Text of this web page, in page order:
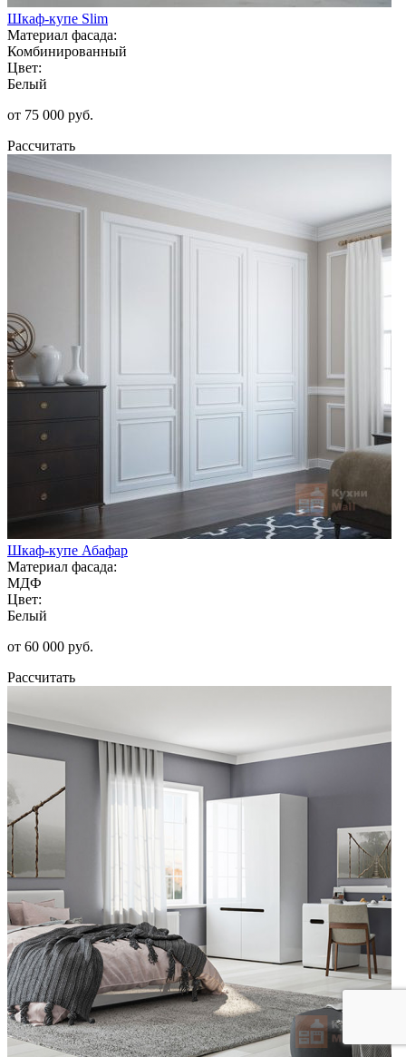
Шкаф-купе Slim
Материал фасада:
Комбинированный
Цвет:
Белый
от 75 000 руб.
Рассчитать
Шкаф-купе Абафар
Материал фасада:
МДФ
Цвет:
Белый
от 60 000 руб.
Рассчитать